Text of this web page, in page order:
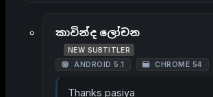
කාවින්ද ලෝචන
NEW SUBTITLER
ANDROID 5.1 CHROME 54
Thanks pasiya